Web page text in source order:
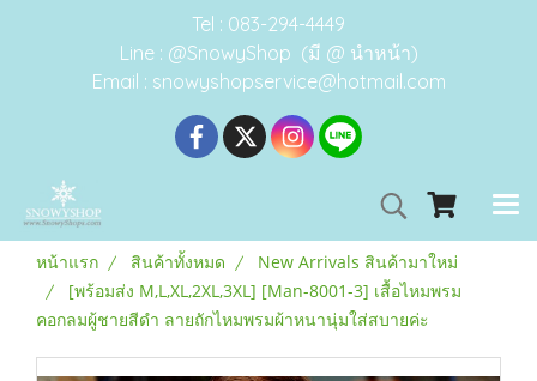
Tel : 083-294-4449
Line : @SnowyShop (มี @ นำหน้า)
Email : snowyshopservice@hotmail.com
หน้าแรก สินค้าทั้งหมด
New Arrivals สินค้ามาใหม่
[พร้อมส่ง M,L,XL,2XL,3XL] [Man-8001-3] เสื้อไหมพรม
คอกลมผู้ชายสีดำ ลายถักไหมพรมผ้าหนานุ่มใส่สบายค่ะ